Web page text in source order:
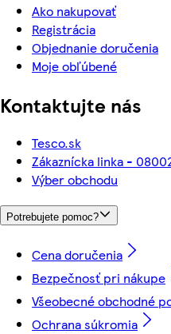
Ako nakupovať
Registrácia
Objednanie doručenia
Moje obľúbené
Kontaktujte nás
Tesco.sk
Zákaznícka linka -
Výber obchodu
Potrebujete pomoc?
Cena doručenia
Bezpečnosť pri nákupe
Všeobecné obchodné
Ochrana súkromia